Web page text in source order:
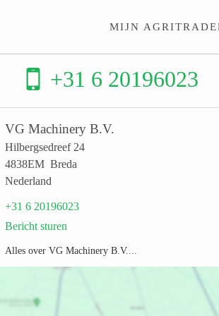
MIJN
+31 6 20196023
VG Machinery B.V.
Hilbergsedreef 24
4838EM Breda
Nederland
+31 6 20196023
Bericht sturen
Alles over VG Machinery B.V....